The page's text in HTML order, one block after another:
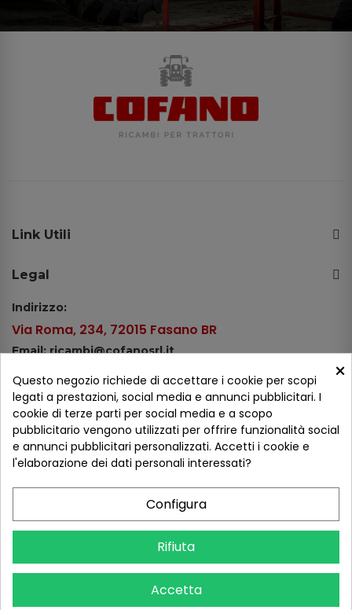
Link Utili
Legal
Indirizzo:
Via Roma, 234, 72015 Fasano BR
Email: ricambi@cofanosrl.it
Tel.: +39 080 44 13 478
WhatsApp: +39 334 98 51 100
Metodi di pagamento
×
Questo negozio richiede di accettare i cookie per scopi
legati a prestazioni, social media e annunci pubblicitari. I
cookie di terze parti per social media e a scopo
pubblicitario vengono utilizzati per offrire funzionalità social
e annunci pubblicitari personalizzati. Accetti i cookie e
l'elaborazione dei dati personali interessati?
Configura
Rifiuta
Accetta